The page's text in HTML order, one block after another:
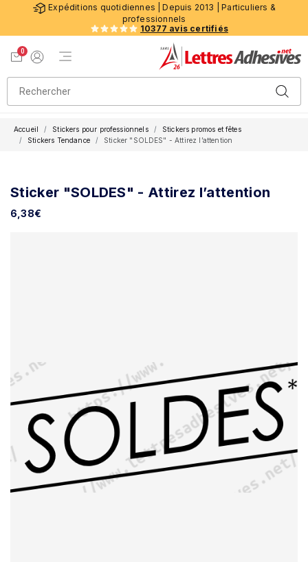
Expéditions quotidiennes | Depuis 2013 | Particuliers &
professionnels
10377 avis certifiés
0
Menu de navigation
Accueil Stickers pour professionnels
Stickers promos et fêtes
Stickers Tendance
Sticker "SOLDES" - Attirez l’attention
Sticker "SOLDES" - Attirez l’attention
6,38€